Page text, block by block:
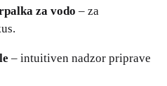
za vodo – za
– intuitiven nadzor priprave